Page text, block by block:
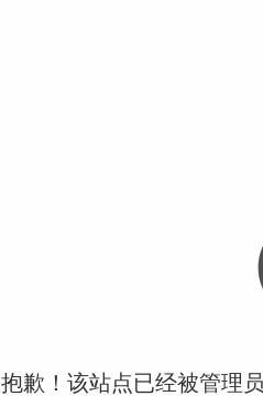
抱歉！该站点已经被管理